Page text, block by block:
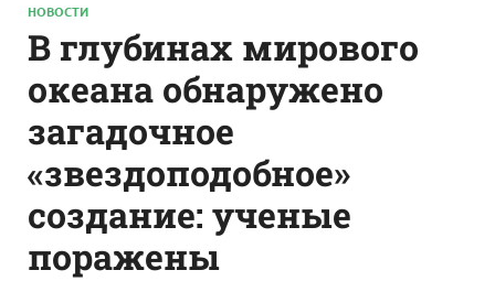
НОВОСТИ
В глубинах мирового
океана обнаружено
загадочное
«звездоподобное»
создание: ученые
поражены